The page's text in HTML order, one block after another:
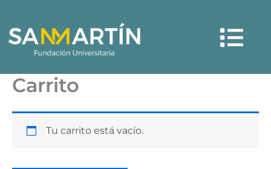
contenido
Menú
Carrito
Tu carrito está vacío.